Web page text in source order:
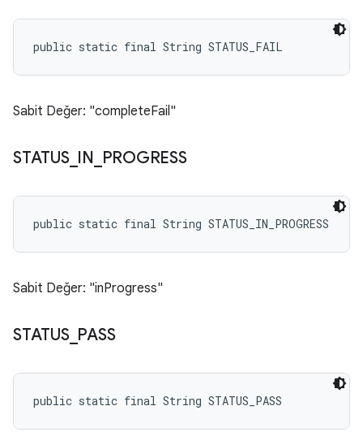
public static final String STATUS_FAIL
Sabit Değer: "completeFail"
STATUS_ IN PROGRESS
public static final String STATUS_IN_PROGRESS
Sabit Değer: "inProgress"
STATUS_ PASS
public static final String STATUS_PASS